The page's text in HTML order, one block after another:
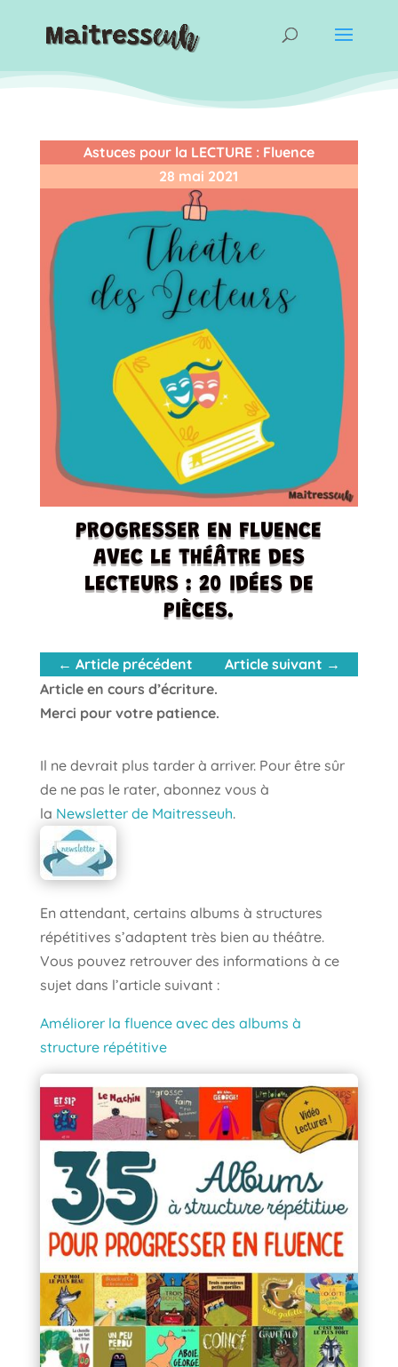
Astuces pour la LECTURE: Fluence
28 mai 2021
PROGRESSER EN FLUENCE
AVEC LE THÉÂTRE DES
LECTEURS : 20 IDÉES DE
PIÈCES.
← Article précédent Article suivant →
Article en cours d’écriture.
Merci pour votre patience.
Il ne devrait plus tarder à arriver. Pour être sûr
de ne pas le rater, abonnez vous à
la Newsletter de Maitresseuh.
En attendant, certains albums à structures
répétitives s’adaptent très bien au théâtre.
Vous pouvez retrouver des informations à ce
sujet dans l’article suivant :
Améliorer la fluence avec des albums à
structure répétitive